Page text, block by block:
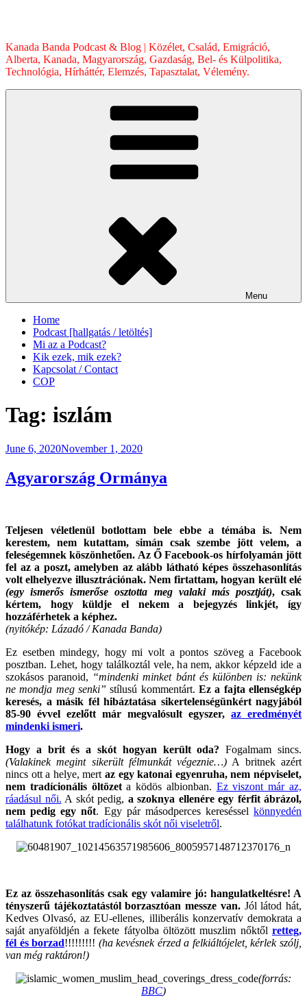
Kanada Banda Podcast & Blog | Közélet, Család, Emigráció,
Alberta, Kanada, Magyarország, Gazdaság, Bel- és Külpolitika,
Technológia, Hírháttér, Elemzés, Tapasztalat, Vélemény.
Menu
Home
Podcast [hallgatás / letöltés]
Mi az a Podcast?
Kik ezek, mik ezek?
Kapcsolat / Contact
COP
Tag: iszlám
Posted
June 6, 2020November 1, 2020
Agyarország Ormánya
Teljesen véletlenül botlottam bele ebbe a témába is. Nem
kerestem, nem kutattam, simán csak szembe jött velem, a
feleségemnek köszönhetően. Az Ő Facebook-os hírfolyamán jött
fel az a poszt, amelyben az alább látható képes összehasonlítás
volt elhelyezve illusztrációnak. Nem firtattam, hogyan került elé
(egy ismerős ismerőse osztotta meg valaki más posztját), csak
kértem, hogy küldje el nekem a bejegyzés linkjét, így
hozzáférhetek a képhez.
(nyitókép: Lázadó / Kanada Banda)
Ez esetben mindegy, hogy mi volt a pontos szöveg a Facebook
posztban. Lehet, hogy találkoztál vele, ha nem, akkor képzeld ide a
szokásos paranoid, “mindenki minket bánt és különben is: nekünk
ne mondja meg senki” stílusú kommentárt. Ez a fajta ellenségkép
keresés, a másik fél hibáztatása sikertelenségünkért nagyjából
85-90 évvel ezelőtt már megvalósult egyszer, az eredményét
mindenki ismeri.
Hogy a brit és a skót hogyan került oda? Fogalmam sincs.
(Valakinek megint sikerült félmunkát végeznie…) A britnek azért
nincs ott a helye, mert az egy katonai egyenruha, nem népviselet,
nem tradícionális öltözeta ködös albionban. Ez viszont már az,
ráadásul női. A skót pedig, a szoknya ellenére egy férfit ábrázol,
nem pedig egy nőt. Egy pár másodperces kereséssel könnyedén
találhatunk fotókat tradícionális skót női viseletről.
Ez az összehasonlítás csak egy valamire jó: hangulatkeltésre! A
tényszerű tájékoztatástól borzasztóan messze van. Jól látod hát,
Kedves Olvasó, az EU-ellenes, illiberális konzervatív demokrata a
saját anyaföldjén a fekete fátyolba öltözött muszlim nőktől retteg,
fél és borzad!!!!!!!!! (ha kevésnek érzed a felkiáltójelet, kérlek szólj,
van még raktáron!)
(forrás:
BBC)